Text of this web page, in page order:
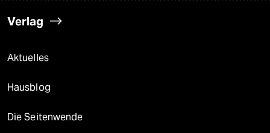
Verlag
Aktuelles
Hausblog
Die Seitenwende